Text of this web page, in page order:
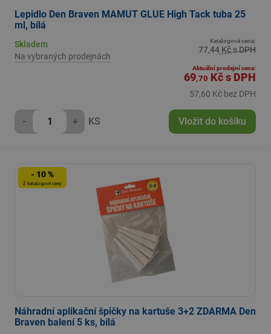
Lepidlo Den Braven MAMUT GLUE High Tack tuba 25
ml, bílá
Skladem
Na vybraných prodejnách
Katalogová cena:
77,44 Kč s DPH
Aktuální prodejní cena:
69,70 Kčs DPH
57,60 Kč bez DPH
- + KS Vložit do košíku
- 10 %
Z katalogové ceny
Náhradní aplikační špičky na kartuše 3+2 ZDARMA Den
Braven balení 5 ks, bílá